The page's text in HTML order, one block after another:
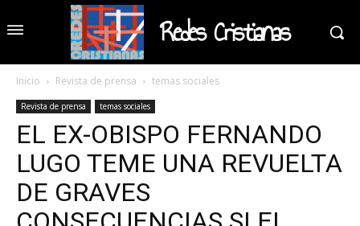
Redes Cristianas
Inicio Revista de prensa temas sociales
Revista de prensa temas sociales
EL EX-OBISPO FERNANDO
LUGO TEME UNA REVUELTA
DE GRAVES